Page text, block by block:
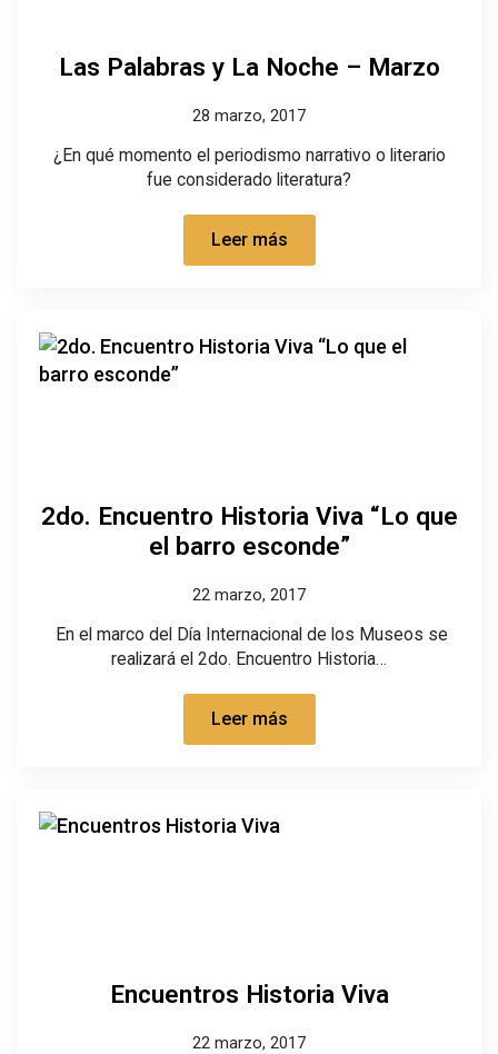
Las Palabras y La Noche – Marzo
28 marzo, 2017
¿En qué momento el periodismo narrativo o literario
fue considerado literatura?
Leer más
2do. Encuentro Historia Viva “Lo que
el barro esconde”
22 marzo, 2017
En el marco del Día Internacional de los Museos se
realizará el 2do. Encuentro Historia…
Leer más
Encuentros Historia Viva
22 marzo, 2017